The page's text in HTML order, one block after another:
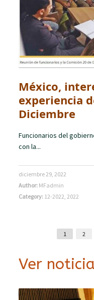
México,
experiencia
Diciembre
Funcionarios del
con la...
diciembre 29, 2022
Author: MFadmin
Category: 12-2022,2022
1 2
Ver